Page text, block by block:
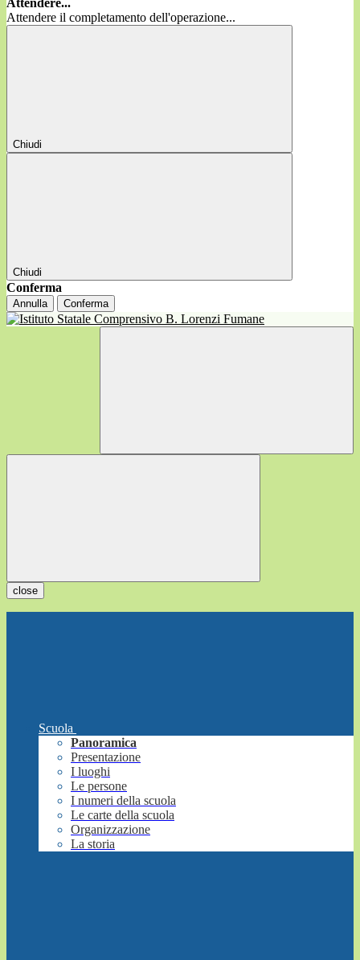
Attendere...
Attendere il completamento dell'operazione...
Chiudi
Chiudi
Conferma
Annulla Conferma
close
Scuola
Panoramica
Presentazione
I luoghi
Le persone
I numeri della scuola
Le carte della scuola
Organizzazione
La storia